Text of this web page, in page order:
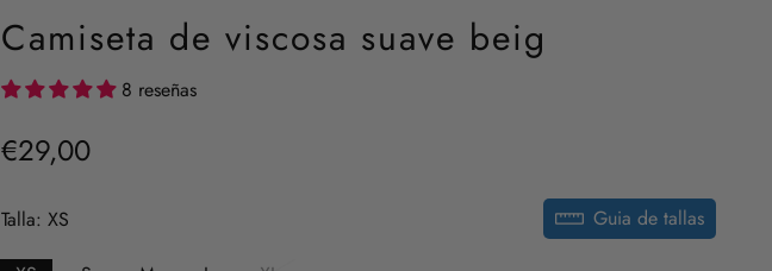
Camiseta de viscosa suave beig
8 reseñas
Precio
regular
€29,00
Talla: XS Guia de tallas